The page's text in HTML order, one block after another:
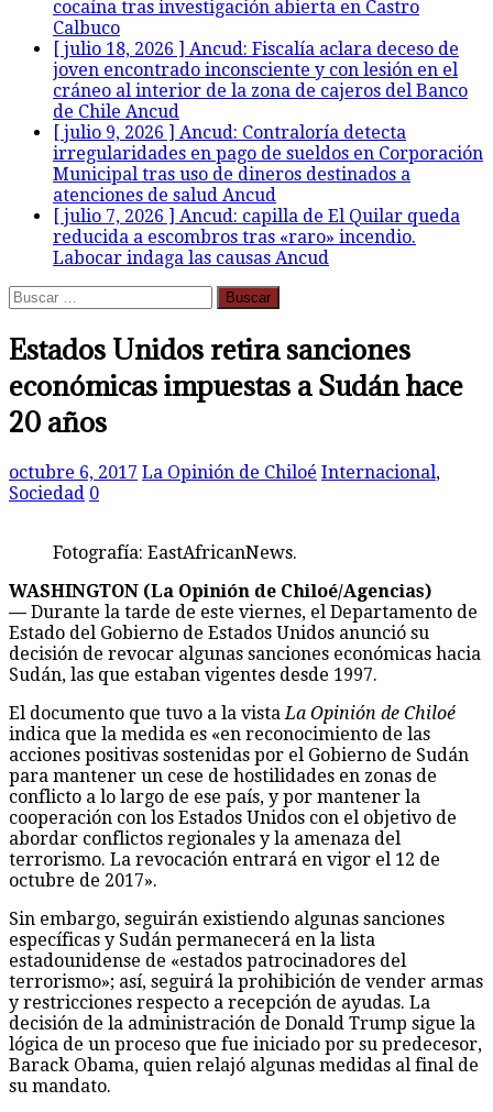
cocaína tras investigación abierta en Castro
Calbuco
[ julio 18, 2026 ] Ancud: Fiscalía aclara deceso de
joven encontrado inconsciente y con lesión en el
cráneo al interior de la zona de cajeros del Banco
de Chile Ancud
[ julio 9, 2026 ] Ancud: Contraloría detecta
irregularidades en pago de sueldos en Corporación
Municipal tras uso de dineros destinados a
atenciones de salud Ancud
[ julio 7, 2026 ] Ancud: capilla de El Quilar queda
reducida a escombros tras «raro» incendio.
Labocar indaga las causas Ancud
Buscar:
Estados Unidos retira sanciones
económicas impuestas a Sudán hace
20 años
octubre 6, 2017 La Opinión de Chiloé Internacional,
Sociedad 0
Fotografía: EastAfricanNews.
WASHINGTON (La Opinión de Chiloé/Agencias)
— Durante la tarde de este viernes, el Departamento de
Estado del Gobierno de Estados Unidos anunció su
decisión de revocar algunas sanciones económicas hacia
Sudán, las que estaban vigentes desde 1997.
El documento que tuvo a la vistaLa Opinión de Chiloé
indica que la medida es «en reconocimiento de las
acciones positivas sostenidas por el Gobierno de Sudán
para mantener un cese de hostilidades en zonas de
conflicto a lo largo de ese país, y por mantener la
cooperación con los Estados Unidos con el objetivo de
abordar conflictos regionales y la amenaza del
terrorismo. La revocación entrará en vigor el 12 de
octubre de 2017».
Sin embargo, seguirán existiendo algunas sanciones
específicas y Sudán permanecerá en la lista
estadounidense de «estados patrocinadores del
terrorismo»; así, seguirá la prohibición de vender armas
y restricciones respecto a recepción de ayudas. La
decisión de la administración de Donald Trump sigue la
lógica de un proceso que fue iniciado por su predecesor,
Barack Obama, quien relajó algunas medidas al final de
su mandato.